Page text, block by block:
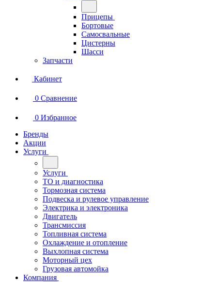
Прицепы
Бортовые
Самосвальные
Цистерны
Шасси
Запчасти
Кабинет
0 Сравнение
0 Избранное
Бренды
Акции
Услуги
Услуги
ТО и диагностика
Тормозная система
Подвеска и рулевое управление
Электрика и электроника
Двигатель
Трансмиссия
Топливная система
Охлаждение и отопление
Выхлопная система
Моторный цех
Грузовая автомойка
Компания